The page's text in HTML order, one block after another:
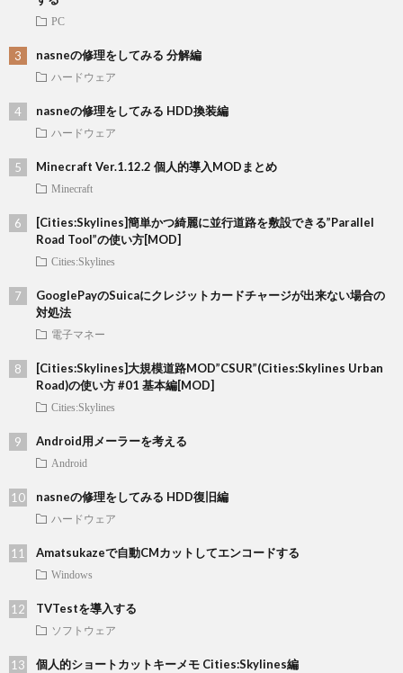
PC
nasneの修理をしてみる 分解編
ハードウェア
nasneの修理をしてみる HDD換装編
ハードウェア
Minecraft Ver.1.12.2 個人的導入MODまとめ
Minecraft
[Cities:Skylines]簡単かつ綺麗に並行道路を敷設できる”Parallel
Road Tool”の使い方[MOD]
Cities:Skylines
GooglePayのSuicaにクレジットカードチャージが出来ない場合の
対処法
電子マネー
[Cities:Skylines]大規模道路MOD”CSUR”(Cities:Skylines Urban
Road)の使い方 #01 基本編[MOD]
Cities:Skylines
Android用メーラーを考える
Android
nasneの修理をしてみる HDD復旧編
ハードウェア
Amatsukazeで自動CMカットしてエンコードする
Windows
TVTestを導入する
ソフトウェア
個人的ショートカットキーメモ Cities:Skylines編